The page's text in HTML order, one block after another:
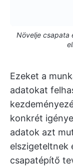
Növelje csapata
Ezeket a
adatokat
konkrét
adatok azt
elszigeteltnek
csapatépítő